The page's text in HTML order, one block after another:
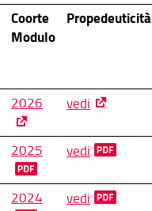
Coorte
Modulo
Propedeuticità
2026 vedi
2025 vedi
2024 vedi